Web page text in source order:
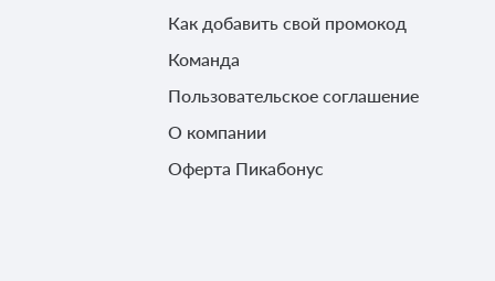
Как добавить свой промокод
Команда
Пользовательское соглашение
О компании
Оферта Пикабонус